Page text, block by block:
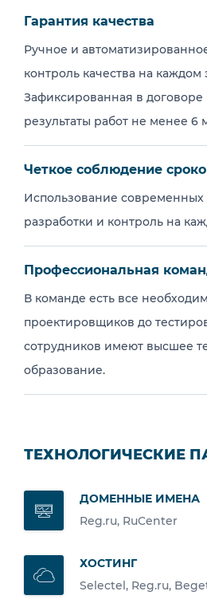
Гарантия качества
Ручное и
контроль качества на каждом
Зафиксированная в договоре
результаты работ не менее 6
Четкое соблюдение
Использование современных
разработки и контроль на
Профессиональная
В команде есть все
проектировщиков до
сотрудников имеют высшее
образование.
ТЕХНОЛОГИЧЕСКИЕ
ДОМЕННЫЕ ИМЕНА
Reg.ru, RuCenter
ХОСТИНГ
Selectel, Reg.ru,